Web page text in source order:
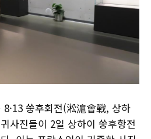
쑹후회전(淞滬會戰, 상하
사진들이 2일 상하이 쑹후항전